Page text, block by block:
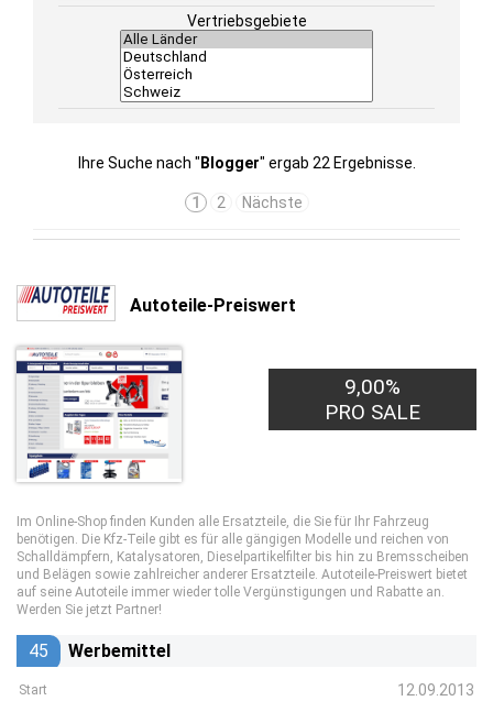
Vertriebsgebiete
Ihre Suche nach " Blogger" ergab 22 Ergebnisse.
1 2 Nächste
Autoteile-Preiswert
9,00%
PRO SALE
Im Online-Shop finden Kunden alle Ersatzteile, die Sie für Ihr Fahrzeug
benötigen. Die Kfz-Teile gibt es für alle gängigen Modelle und reichen von
Schalldämpfern, Katalysatoren, Dieselpartikelfilter bis hin zu Bremsscheiben
und Belägen sowie zahlreicher anderer Ersatzteile. Autoteile-Preiswert bietet
auf seine Autoteile immer wieder tolle Vergünstigungen und Rabatte an.
Werden Sie jetzt Partner!
45 Werbemittel
Start 12.09.2013